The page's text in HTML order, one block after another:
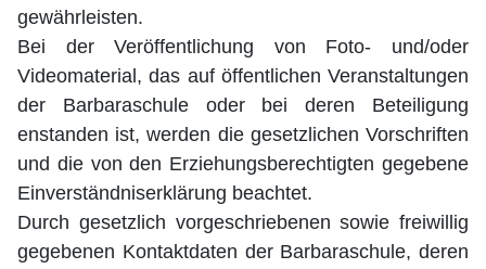
gewährleisten.
Bei der Veröffentlichung von Foto- und/oder
Videomaterial, das auf öffentlichen Veranstaltungen
der Barbaraschule oder bei deren Beteiligung
enstanden ist, werden die gesetzlichen Vorschriften
und die von den Erziehungsberechtigten gegebene
Einverständniserklärung beachtet.
Durch gesetzlich vorgeschriebenen sowie freiwillig
gegebenen Kontaktdaten der Barbaraschule, deren